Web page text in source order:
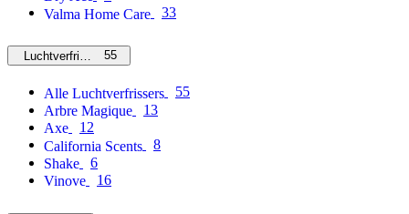
Valma Home Care
33
Luchtverfrissers55
Alle Luchtverfrissers
55
Arbre Magique
13
Axe
12
California Scents
8
Shake
6
Vinove
16